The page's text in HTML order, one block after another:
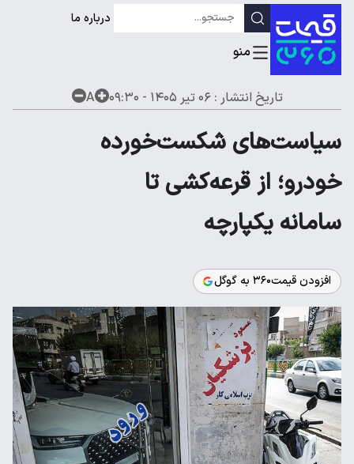
درباره ما
تاریخ انتشار :۰۶ تیر ۱۴۰۵ - ۰۹:۳۰ A
سیاست‌های شکست‌خورده
خودرو؛ از قرعه‌کشی تا
سامانه یکپارچه
افزودن قیمت۳۶۰ به گوگل